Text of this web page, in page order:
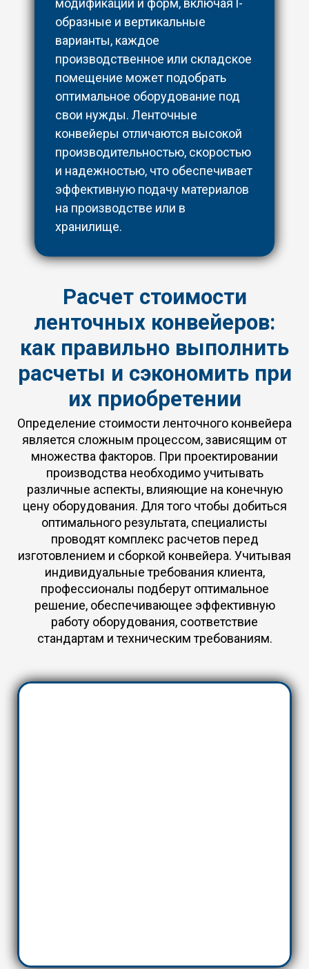
модификаций и форм, включая l-
образные и вертикальные
варианты, каждое
производственное или складское
помещение может подобрать
оптимальное оборудование под
свои нужды. Ленточные
конвейеры отличаются высокой
производительностью, скоростью
и надежностью, что обеспечивает
эффективную подачу материалов
на производстве или в
хранилище.
Расчет стоимости
ленточных конвейеров:
как правильно выполнить
расчеты и сэкономить при
их приобретении
Определение стоимости ленточного конвейера
является сложным процессом, зависящим от
множества факторов. При проектировании
производства необходимо учитывать
различные аспекты, влияющие на конечную
цену оборудования. Для того чтобы добиться
оптимального результата, специалисты
проводят комплекс расчетов перед
изготовлением и сборкой конвейера. Учитывая
индивидуальные требования клиента,
профессионалы подберут оптимальное
решение, обеспечивающее эффективную
работу оборудования, соответствие
стандартам и техническим требованиям.